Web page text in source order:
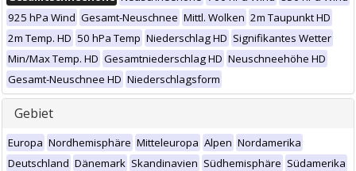
925 hPa Wind Gesamt-Neuschnee Mittl. Wolken 2m Taupunkt HD
2m Temp. HD 50 hPa Temp Niederschlag HD Signifikantes Wetter
Min/Max Temp. HD Gesamtniederschlag HD Neuschneehöhe HD
Gesamt-Neuschnee HD Niederschlagsform
Gebiet
Europa Nordhemisphäre Mitteleuropa Alpen Nordamerika
Deutschland Dänemark Skandinavien Südhemisphäre Südamerika